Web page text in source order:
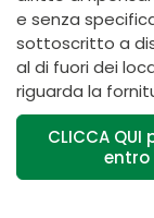
e senza
sottoscritto a
al di fuori dei
riguarda la
CLICCA
entro